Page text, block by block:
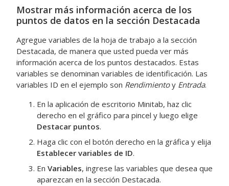
Mostrar más información acerca de los
puntos de datos en la sección Destacada
Agregue variables de la hoja de trabajo a la sección
Destacada, de manera que usted pueda ver más
información acerca de los puntos destacados. Estas
variables se denominan variables de identificación. Las
variables ID en el ejemplo son Rendimientoy Entrada.
En la aplicación de escritorio Minitab, haz clic
derecho en el gráfico para pincel y luego elige
Destacar puntos.
Haga clic con el botón derecho en la gráfica y elija
Establecer variables de ID.
En Variables, ingrese las variables que desea que
aparezcan en la sección Destacada.